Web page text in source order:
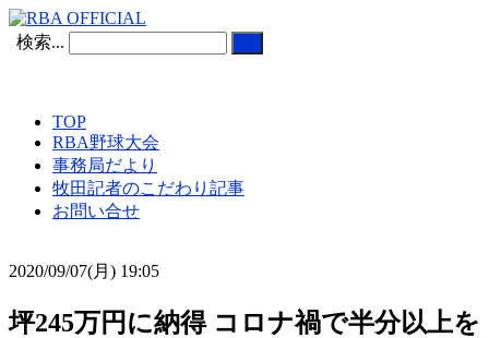
検索...
TOP
RBA野球大会
事務局だより
牧田記者のこだわり記事
お問い合せ
2020/09/07(月) 19:05
坪245万円に納得 コロナ禍で半分以上を